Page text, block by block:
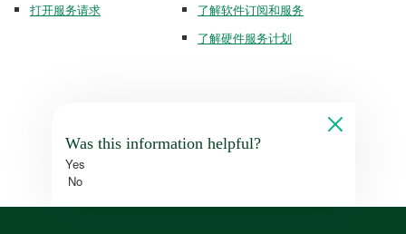
打开服务请求
了解软件订阅和服务
了解硬件服务计划
Was this information helpful?
Yes
No